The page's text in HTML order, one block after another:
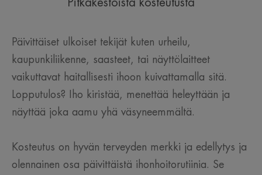
Pitkäkestoista kosteutusta
Päivittäiset ulkoiset tekijät kuten urheilu,
kaupunkiliikenne, saasteet, tai näyttölaitteet
vaikuttavat haitallisesti ihoon kuivattamalla sitä.
Lopputulos? Iho kiristää, menettää heleyttään ja
näyttää joka aamu yhä väsyneemmältä. ​
Kosteutus on hyvän terveyden merkki ja edellytys ja
olennainen osa päivittäistä ihonhoitorutiinia. Se